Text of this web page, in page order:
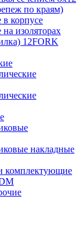
по краям)
корпусе
изоляторах
12FORK
накладные
комплектующие